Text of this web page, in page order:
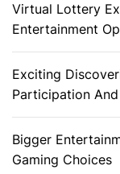
Virtual Lottery
Entertainment
Exciting
Participation
Bigger
Gaming Choices